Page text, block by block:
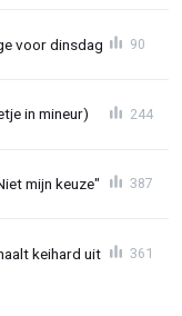
voor dinsdag 90
in mineur) 244
mijn keuze" 387
keihard uit 361